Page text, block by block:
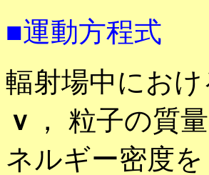
■運動方程式
輻射場中にお
ｖ
， 粒子の質
ネルギー密度